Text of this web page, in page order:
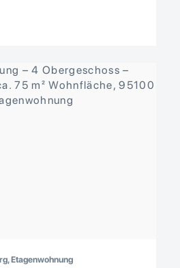
Etagenwohnung